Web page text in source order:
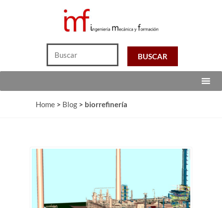
Home> Blog> biorrefinería